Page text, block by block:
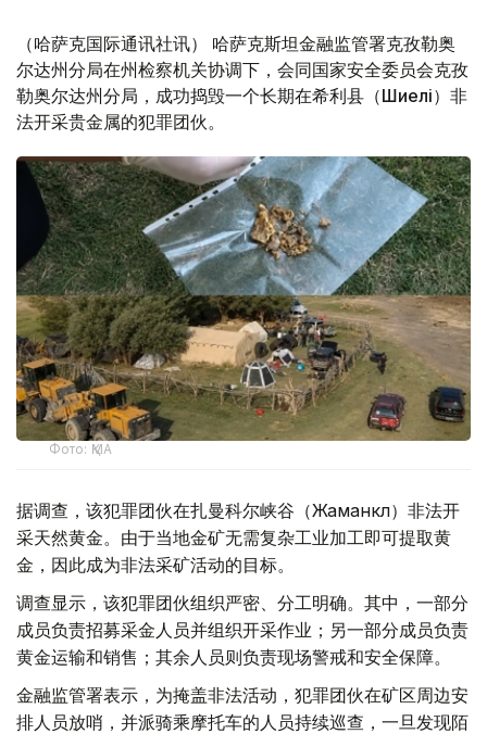
（哈萨克国际通讯社讯） 哈萨克斯坦金融监管署克孜勒奥
尔达州分局在州检察机关协调下，会同国家安全委员会克孜
勒奥尔达州分局，成功捣毁一个长期在希利县（Шиелі）非
法开采贵金属的犯罪团伙。
Фото: ҚМА
据调查，该犯罪团伙在扎曼科尔峡谷（Жаманкөл）非法开
采天然黄金。由于当地金矿无需复杂工业加工即可提取黄
金，因此成为非法采矿活动的目标。
调查显示，该犯罪团伙组织严密、分工明确。其中，一部分
成员负责招募采金人员并组织开采作业；另一部分成员负责
黄金运输和销售；其余人员则负责现场警戒和安全保障。
金融监管署表示，为掩盖非法活动，犯罪团伙在矿区周边安
排人员放哨，并派骑乘摩托车的人员持续巡查，一旦发现陌